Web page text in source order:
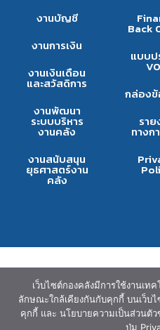
งานบัญชี
งานการเงิน
งานเงินเดือน
และสวัสดิการ
งานพัฒนา
ระบบบริหาร
งานคลัง
งานสนับสนุน
ยุธศาสตร์งาน
คลัง
Back
แบบป
กล่องข้
ราย
ทางก
เว็บไซต์กองคลังมีการใช้งานเ
ลักษณะใกล้เคียงกันกับคุกกี้ บนเว็บ
คุกกี้ และ นโยบายความเป็นส่วนตั
ปุ่ม